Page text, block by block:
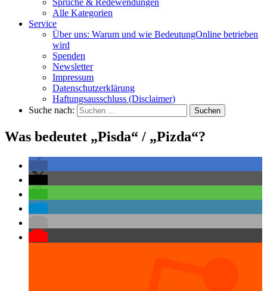
Sprüche & Redewendungen
Alle Kategorien
Service
Über uns: Warum und wie BedeutungOnline betrieben
wird
Spenden
Newsletter
Impressum
Datenschutzerklärung
Haftungsausschluss (Disclaimer)
Suche nach:
Suchen
Was bedeutet „Pisda“ / „Pizda“?